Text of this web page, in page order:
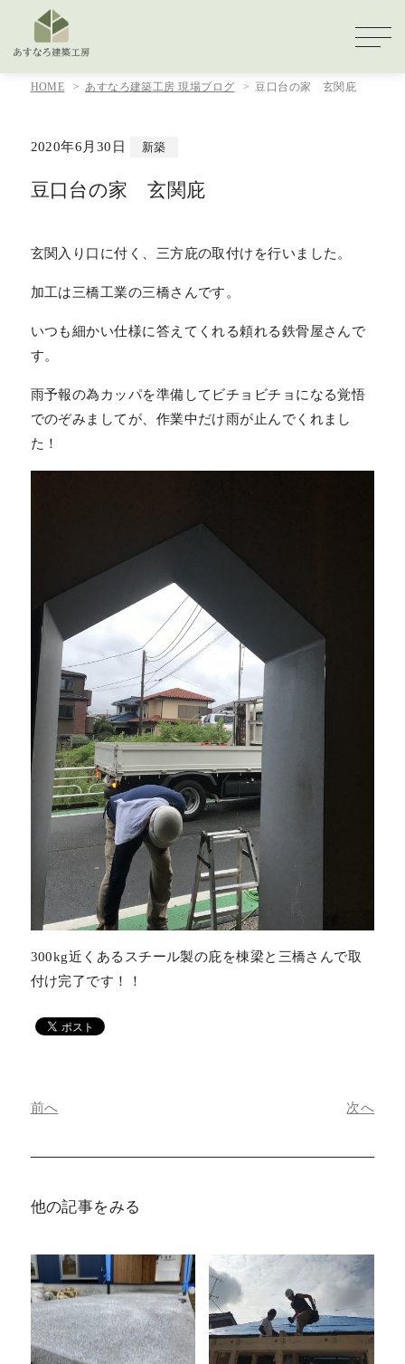
HOME あすなろ建築工房 現場ブログ 豆口台の家 玄関庇
2020年6月30日 新築
豆口台の家 玄関庇
玄関入り口に付く、三方庇の取付けを行いました。
加工は三橋工業の三橋さんです。
いつも細かい仕様に答えてくれる頼れる鉄骨屋さんで
す。
雨予報の為カッパを準備してビチョビチョになる覚悟
でのぞみましてが、作業中だけ雨が止んでくれまし
た！
300kg近くあるスチール製の庇を棟梁と三橋さんで取
付け完了です！！
前へ 次へ
他の記事をみる